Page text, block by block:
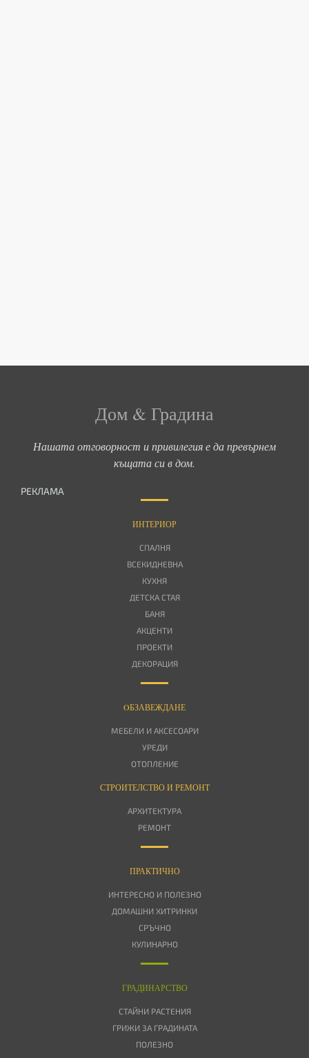
Дом & Градина
Нашата отговорност и привилегия е да превърнем
къщата си в дом.
РЕКЛАМА
ИНТЕРИОР
СПАЛНЯ
ВСЕКИДНЕВНА
КУХНЯ
ДЕТСКА СТАЯ
БАНЯ
АКЦЕНТИ
ПРОЕКТИ
ДЕКОРАЦИЯ
OБЗАВЕЖДАНЕ
МЕБЕЛИ И АКСЕСОАРИ
УРЕДИ
ОТОПЛЕНИЕ
СТРОИТЕЛСТВО И РЕМОНТ
АРХИТЕКТУРА
РЕМОНТ
ПРАКТИЧНО
ИНТЕРЕСНО И ПОЛЕЗНО
ДОМАШНИ ХИТРИНКИ
СРЪЧНО
КУЛИНАРНО
ГРАДИНАРСТВО
СТАЙНИ РАСТЕНИЯ
ГРИЖИ ЗА ГРАДИНАТА
ПОЛЕЗНО